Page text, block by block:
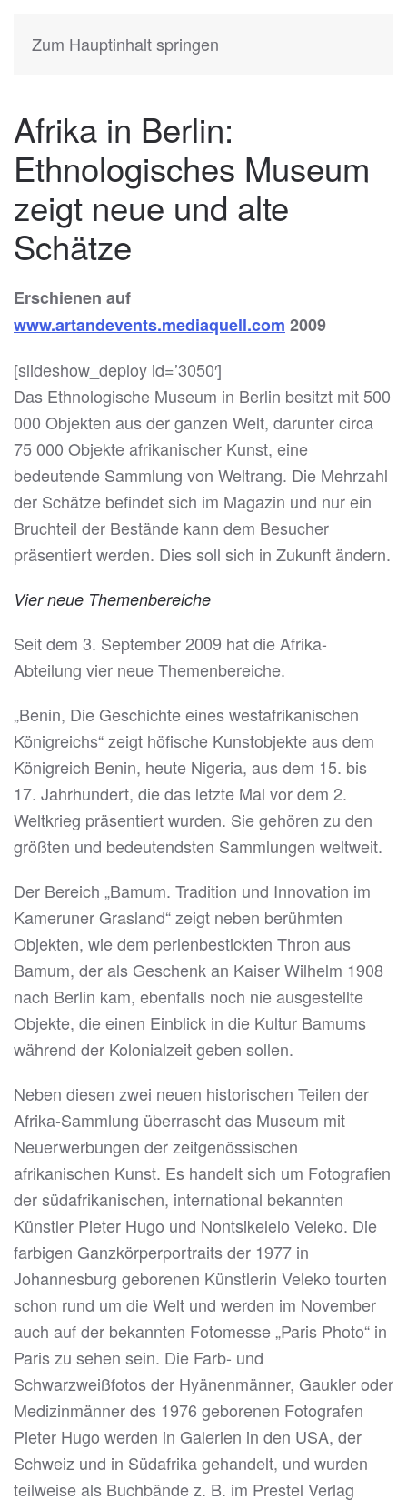
Zum Hauptinhalt springen
KATIA HERMANN
Afrika in Berlin:
Ethnologisches Museum
zeigt neue und alte
Schätze
Erschienen auf
www.artandevents.mediaquell.com 2009
[slideshow_deploy id=’3050′]
Das Ethnologische Museum in Berlin besitzt mit 500
000 Objekten aus der ganzen Welt, darunter circa
75 000 Objekte afrikanischer Kunst, eine
bedeutende Sammlung von Weltrang. Die Mehrzahl
der Schätze befindet sich im Magazin und nur ein
Bruchteil der Bestände kann dem Besucher
präsentiert werden. Dies soll sich in Zukunft ändern.
Vier neue Themenbereiche
Seit dem 3. September 2009 hat die Afrika-
Abteilung vier neue Themenbereiche.
„Benin, Die Geschichte eines westafrikanischen
Königreichs“ zeigt höfische Kunstobjekte aus dem
Königreich Benin, heute Nigeria, aus dem 15. bis
17. Jahrhundert, die das letzte Mal vor dem 2.
Weltkrieg präsentiert wurden. Sie gehören zu den
größten und bedeutendsten Sammlungen weltweit.
Der Bereich „Bamum. Tradition und Innovation im
Kameruner Grasland“ zeigt neben berühmten
Objekten, wie dem perlenbestickten Thron aus
Bamum, der als Geschenk an Kaiser Wilhelm 1908
nach Berlin kam, ebenfalls noch nie ausgestellte
Objekte, die einen Einblick in die Kultur Bamums
während der Kolonialzeit geben sollen.
Neben diesen zwei neuen historischen Teilen der
Afrika-Sammlung überrascht das Museum mit
Neuerwerbungen der zeitgenössischen
afrikanischen Kunst. Es handelt sich um Fotografien
der südafrikanischen, international bekannten
Künstler Pieter Hugo und Nontsikelelo Veleko. Die
farbigen Ganzkörperportraits der 1977 in
Johannesburg geborenen Künstlerin Veleko tourten
schon rund um die Welt und werden im November
auch auf der bekannten Fotomesse „Paris Photo“ in
Paris zu sehen sein. Die Farb- und
Schwarzweißfotos der Hyänenmänner, Gaukler oder
Medizinmänner des 1976 geborenen Fotografen
Pieter Hugo werden in Galerien in den USA, der
Schweiz und in Südafrika gehandelt, und wurden
teilweise als Buchbände z. B. im Prestel Verlag